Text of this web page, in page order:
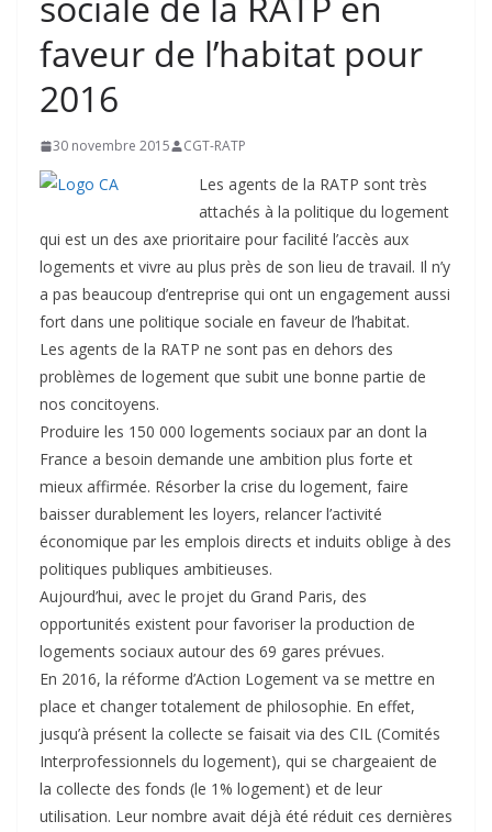
faveur de l’habitat pour
2016
30 novembre 2015 CGT-RATP
Les agents de la RATP sont très
attachés à la politique du logement
qui est un des axe prioritaire pour facilité l’accès aux
logements et vivre au plus près de son lieu de travail. Il n’y
a pas beaucoup d’entreprise qui ont un engagement aussi
fort dans une politique sociale en faveur de l’habitat.
Les agents de la RATP ne sont pas en dehors des
problèmes de logement que subit une bonne partie de
nos concitoyens.
Produire les 150 000 logements sociaux par an dont la
France a besoin demande une ambition plus forte et
mieux affirmée. Résorber la crise du logement, faire
baisser durablement les loyers, relancer l’activité
économique par les emplois directs et induits oblige à des
politiques publiques ambitieuses.
Aujourd’hui, avec le projet du Grand Paris, des
opportunités existent pour favoriser la production de
logements sociaux autour des 69 gares prévues.
En 2016, la réforme d’Action Logement va se mettre en
place et changer totalement de philosophie. En effet,
jusqu’à présent la collecte se faisait via des CIL (Comités
Interprofessionnels du logement), qui se chargeaient de
la collecte des fonds (le 1% logement) et de leur
utilisation. Leur nombre avait déjà été réduit ces dernières